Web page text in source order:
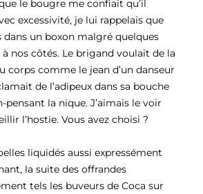
le bougre me confiait qu’il
excessivité, je lui rappelais que
dans un boxon malgré quelques
nos côtés. Le brigand voulait de la
corps comme le jean d’un danseur
de l’adipeux dans sa bouche
pensant la nique. J’aimais le voir
l’hostie. Vous avez choisi ?
liquidés aussi expressément
la suite des offrandes
tels les buveurs de Coca sur